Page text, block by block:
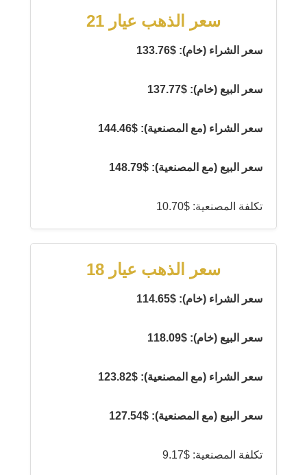
سعر الذهب عيار 21
سعر الشراء (خام): $133.76
سعر البيع (خام): $137.77
سعر الشراء (مع المصنعية): $144.46
سعر البيع (مع المصنعية): $148.79
تكلفة المصنعية: $10.70
سعر الذهب عيار 18
سعر الشراء (خام): $114.65
سعر البيع (خام): $118.09
سعر الشراء (مع المصنعية): $123.82
سعر البيع (مع المصنعية): $127.54
تكلفة المصنعية: $9.17